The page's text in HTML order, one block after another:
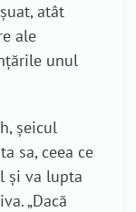
atât
ale
unul
șeicul
sa, ceea ce
și va lupta
„Dacă